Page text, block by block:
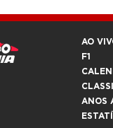
AO
F1
ANOS